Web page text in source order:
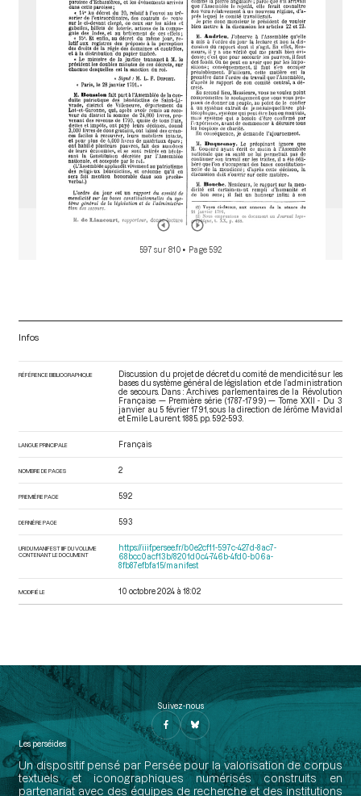
597 sur 810 • Page 592
Infos
RÉFÉRENCE BIBLIOGRAPHIQUE
Discussion du projet de décret du comité de mendicité sur les
bases du système général de législation et de l’administration
de secours. Dans : Archives parlementaires de la Révolution
Française — Première série (1787-1799) — Tome XXII - Du 3
janvier au 5 février 1791 , sous la direction de Jérôme Mavidal
et Emile Laurent. 1885. pp. 592-593.
LANGUE PRINCIPALE Français
NOMBRE DE PAGES 2
PREMIÈRE PAGE 592
DERNIÈRE PAGE 593
URI DU MANIFEST IIIF DU VOLUME
CONTENANT LE DOCUMENT
https://iiif.persee.fr/b0e2cf11-597c-427d-8ac7-
68bcc0acf13b/8201d0c4-746b-4fd0-b06a-
8fb87efbfa15/manifest
MODIFIÉ LE 10 octobre 2024 à 18:02
Suivez-nous
Les perséides
Un dispositif pensé par Persée pour la valorisation de corpus
textuels et iconographiques numérisés construits en
partenariat avec des équipes de recherche et des institutions